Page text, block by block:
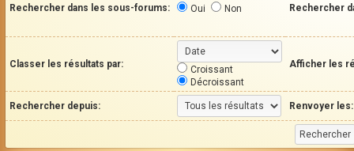
Rechercher dans les sous-forums: Oui Non Rechercher
Classer les résultats par:
Croissant
Décroissant
Afficher les
Rechercher depuis: Renvoyer les: